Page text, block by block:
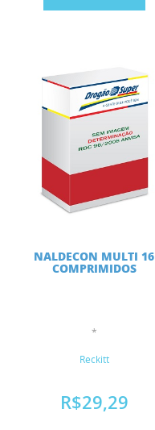
NALDECON MULTI 16
COMPRIMIDOS
*
Reckitt
R$29,29